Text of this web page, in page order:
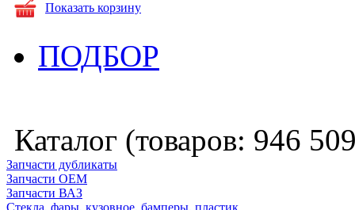
Показать корзину
ПОДБОР
Каталог (товаров: 946
Запчасти дубликаты
Запчасти ОЕМ
Запчасти ВАЗ
Стекла, фары, кузовное, бамперы, пластик